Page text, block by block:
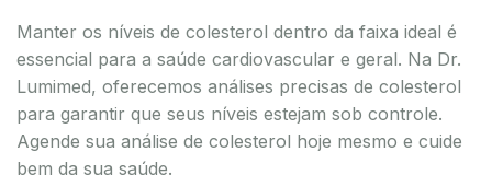
Manter os níveis de colesterol dentro da faixa ideal é
essencial para a saúde cardiovascular e geral. Na Dr.
Lumimed, oferecemos análises precisas de colesterol
para garantir que seus níveis estejam sob controle.
Agende sua análise de colesterol hoje mesmo e cuide
bem da sua saúde.